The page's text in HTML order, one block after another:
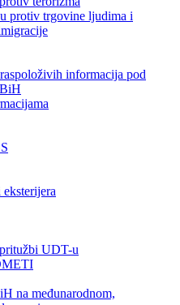
protiv trgovine ljudima i
informacija pod
UDT-u
na međunarodnom,